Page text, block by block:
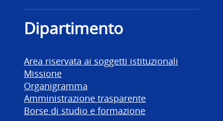
Dipartimento delle
Dipartimento
Area riservata ai soggetti istituzionali
Missione
Organigramma
Amministrazione trasparente
Borse di studio e formazione